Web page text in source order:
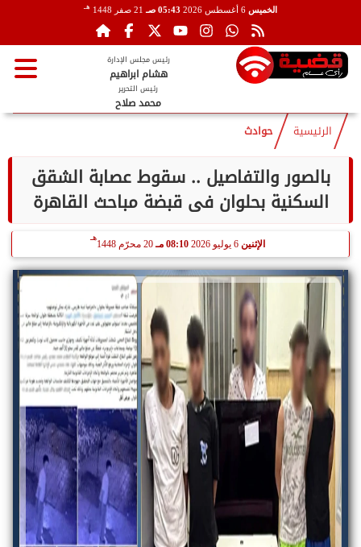
الخميس 05:43 صـ 21 صفر 1448 هـ
رئيس مجلس الإدارة
هشام ابراهيم
رئيس التحرير
محمد صلاح
الرئيسية حوادث
بالصور والتفاصيل .. سقوط عصابة الشقق
السكنية بحلوان فى قبضة مباحث القاهرة
الإثنين 6 يوليو 2026 08:10 مـ 20 محرّم 1448
هـ